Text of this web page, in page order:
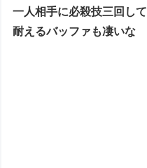
一人相手に必殺技三回して
耐えるバッファも凄いな